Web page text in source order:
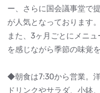
ー、さらに国会議事堂で
が人気となっております。
また、3ヶ月ごとにメニ
を感じながら季節の味覚
◆朝食は7:30から営業。
ドリンクやサラダ、小鉢